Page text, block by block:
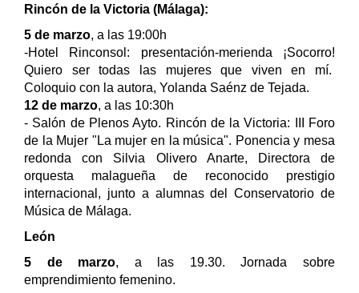
Rincón de la Victoria (Málaga):
5 de marzo, a las 19:00h
-Hotel Rinconsol: presentación-merienda ¡Socorro!
Quiero ser todas las mujeres que viven en mí.
Coloquio con la autora, Yolanda Saénz de Tejada.
12 de marzo, a las 10:30h
- Salón de Plenos Ayto. Rincón de la Victoria: III Foro
de la Mujer "La mujer en la música". Ponencia y mesa
redonda con Silvia Olivero Anarte, Directora de
orquesta malagueña de reconocido prestigio
internacional, junto a alumnas del Conservatorio de
Música de Málaga.
León
5 de marzo, a las 19.30. Jornada sobre
emprendimiento femenino.